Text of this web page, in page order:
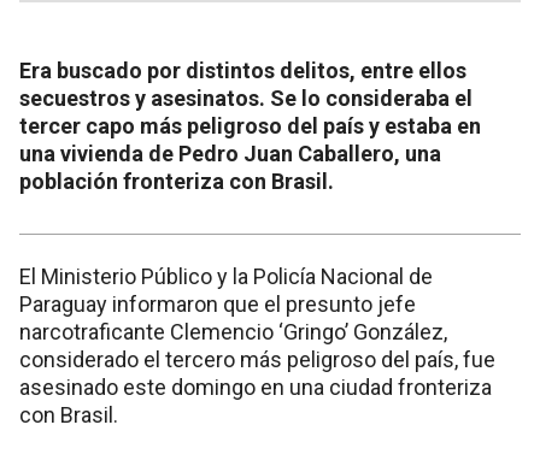
Era buscado por distintos delitos, entre ellos
secuestros y asesinatos. Se lo consideraba el
tercer capo más peligroso del país y estaba en
una vivienda de Pedro Juan Caballero, una
población fronteriza con Brasil.
El Ministerio Público y la Policía Nacional de
Paraguay informaron que el presunto jefe
narcotraficante Clemencio ‘Gringo’ González,
considerado el tercero más peligroso del país, fue
asesinado este domingo en una ciudad fronteriza
con Brasil.